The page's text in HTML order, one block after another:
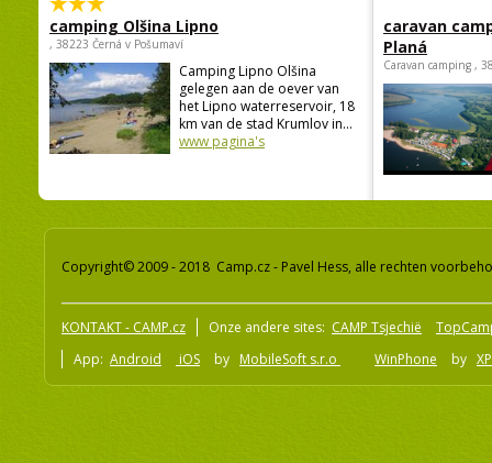
camping Olšina Lipno
, 38223 Černá v Pošumaví
Camping Lipno Olšina
gelegen aan de oever van
het Lipno waterreservoir, 18
km van de stad Krumlov in...
www pagina's
caravan
Planá
Caravan camping ,
Copyright© 2009 - 2018 Camp.cz - Pavel Hess, alle rechten
KONTAKT - CAMP.cz Onze andere sites: CAMP Tsjechië
App: Android iOS by MobileSoft s.r.o WinPhone by